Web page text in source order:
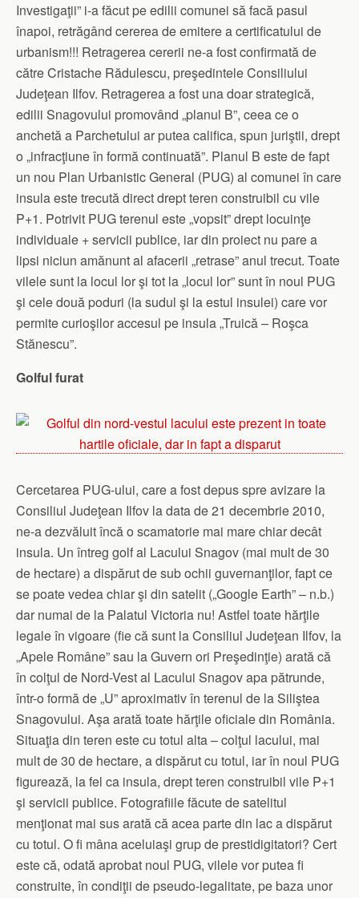
Investigaţii” i-a făcut pe edilii comunei să facă pasul
înapoi, retrăgând cererea de emitere a certificatului de
urbanism!!! Retragerea cererii ne-a fost confirmată de
către Cristache Rădulescu, preşedintele Consiliului
Judeţean Ilfov. Retragerea a fost una doar strategică,
edilii Snagovului promovând „planul B”, ceea ce o
anchetă a Parchetului ar putea califica, spun juriştii, drept
o „infracţiune în formă continuată”. Planul B este de fapt
un nou Plan Urbanistic General (PUG) al comunei în care
insula este trecută direct drept teren construibil cu vile
P+1. Potrivit PUG terenul este „vopsit” drept locuinţe
individuale + servicii publice, iar din proiect nu pare a
lipsi niciun amănunt al afacerii „retrase” anul trecut. Toate
vilele sunt la locul lor şi tot la „locul lor” sunt în noul PUG
şi cele două poduri (la sudul şi la estul insulei) care vor
permite curioşilor accesul pe insula „Truică – Roşca
Stănescu”.
Golful furat
Cercetarea PUG-ului, care a fost depus spre avizare la
Consiliul Judeţean Ilfov la data de 21 decembrie 2010,
ne-a dezvăluit încă o scamatorie mai mare chiar decât
insula. Un întreg golf al Lacului Snagov (mai mult de 30
de hectare) a dispărut de sub ochii guvernanţilor, fapt ce
se poate vedea chiar şi din satelit („Google Earth” – n.b.)
dar numai de la Palatul Victoria nu! Astfel toate hărţile
legale în vigoare (fie că sunt la Consiliul Judeţean Ilfov, la
„Apele Române” sau la Guvern ori Preşedinţie) arată că
în colţul de Nord-Vest al Lacului Snagov apa pătrunde,
într-o formă de „U” aproximativ în terenul de la Siliştea
Snagovului. Aşa arată toate hărţile oficiale din România.
Situaţia din teren este cu totul alta – colţul lacului, mai
mult de 30 de hectare, a dispărut cu totul, iar în noul PUG
figurează, la fel ca insula, drept teren construibil vile P+1
şi servicii publice. Fotografiile făcute de satelitul
menţionat mai sus arată că acea parte din lac a dispărut
cu totul. O fi mâna aceluiaşi grup de prestidigitatori? Cert
este că, odată aprobat noul PUG, vilele vor putea fi
construite, în condiţii de pseudo-legalitate, pe baza unor